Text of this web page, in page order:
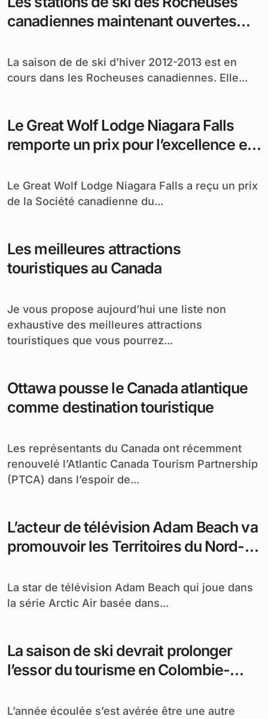
canadiennes maintenant ouvertes
La saison de de ski d’hiver 2012-2013 est en
cours dans les Rocheuses canadiennes. Elle...
Le Great Wolf Lodge Niagara Falls
remporte un prix pour l’excellence en
Le Great Wolf Lodge Niagara Falls a reçu un prix
de la Société canadienne du...
Les meilleures attractions
touristiques au Canada
Je vous propose aujourd’hui une liste non
exhaustive des meilleures attractions
touristiques que vous pourrez...
Ottawa pousse le Canada atlantique
comme destination touristique
Les représentants du Canada ont récemment
renouvelé l’Atlantic Canada Tourism Partnership
(PTCA) dans l’espoir de...
L’acteur de télévision Adam Beach va
promouvoir les Territoires du Nord-
La star de télévision Adam Beach qui joue dans
la série Arctic Air basée dans...
La saison de ski devrait prolonger
l’essor du tourisme en Colombie-
L’année écoulée s’est avérée être une autre